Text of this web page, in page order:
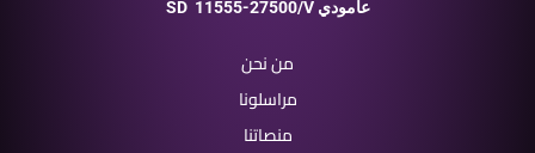
SD 11555-27500/V عامودي
من نحن
مراسلونا
منصاتنا